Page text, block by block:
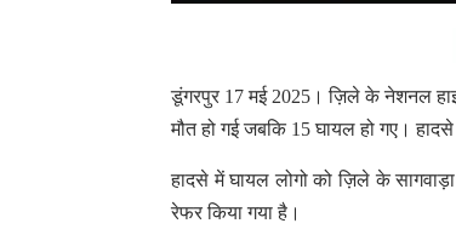
डूंगरपुर 17 मई 2025। ज़िले के नेशनल
मौत हो गई जबकि 15 घायल हो गए।
हादसे में घायल लोगो को ज़िले के
रेफर किया गया है।